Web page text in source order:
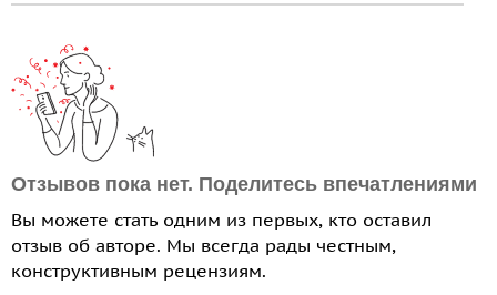
Отзывов пока нет. Поделитесь впечатлениями
Вы можете стать одним из первых, кто оставил
отзыв об авторе. Мы всегда рады честным,
конструктивным рецензиям.